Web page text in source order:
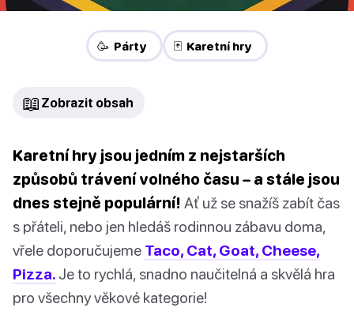
🥳 Párty 🃏 Karetní hry
📖 Zobrazit obsah
Karetní hry jsou jedním z nejstarších
způsobů trávení volného času – a stále jsou
dnes stejně populární! Ať už se snažíš zabít čas
s přáteli, nebo jen hledáš rodinnou zábavu doma,
vřele doporučujeme Taco, Cat, Goat, Cheese,
Pizza. Je to rychlá, snadno naučitelná a skvělá hra
pro všechny věkové kategorie!